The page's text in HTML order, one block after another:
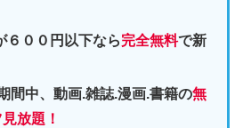
６００円以下なら完全無料で新
間中、動画.雑誌.漫画.書籍の無
放題！